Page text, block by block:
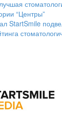
“Центры”
StartSmile